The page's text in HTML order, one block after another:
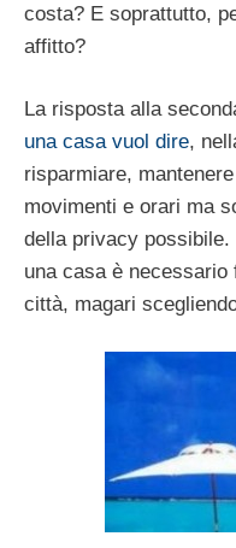
costa? E soprattutto,
affitto?
La risposta alla
una casa vuol dire,
risparmiare,
movimenti e orari ma
della privacy possibile.
una casa è
città, magari